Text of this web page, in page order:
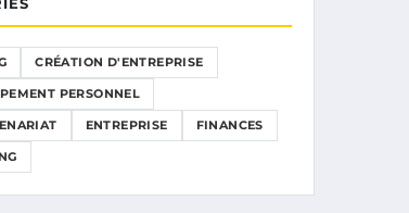
CRÉATION D'ENTREPRISE
PERSONNEL
ENTREPRISE FINANCES